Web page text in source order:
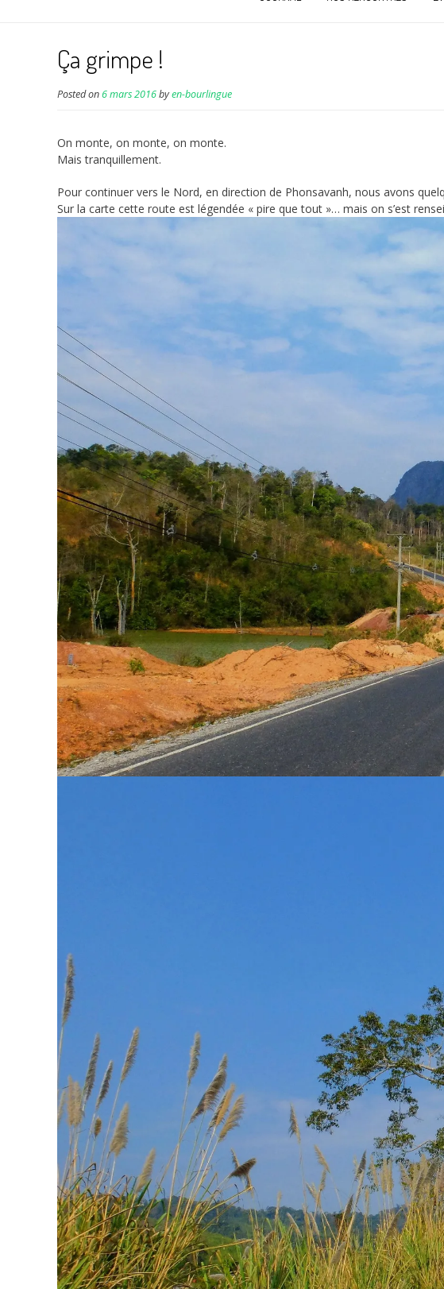
Ça grimpe !
Posted on6 mars 2016byen-bourlingue
On monte, on monte, on monte.
Mais tranquillement.
Pour continuer vers le Nord, en direction de Phonsavanh, nous avons
Sur la carte cette route est légendée « pire que tout »… mais on s’est